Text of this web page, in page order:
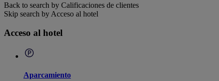
Back to search by Calificaciones de clientes
Skip search by Acceso al hotel
Acceso al hotel
Aparcamiento